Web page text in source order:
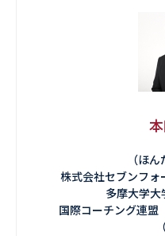
（ほ
株式会社セブンフォ
多摩大学大
国際コーチング連盟